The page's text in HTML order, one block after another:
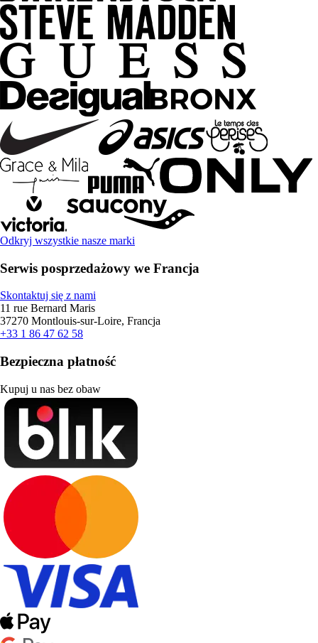
Odkryj wszystkie nasze marki
Serwis posprzedażowy we Francja
Skontaktuj się z nami
11 rue Bernard Maris
37270 Montlouis-sur-Loire, Francja
+33 1 86 47 62 58
Bezpieczna płatność
Kupuj u nas bez obaw